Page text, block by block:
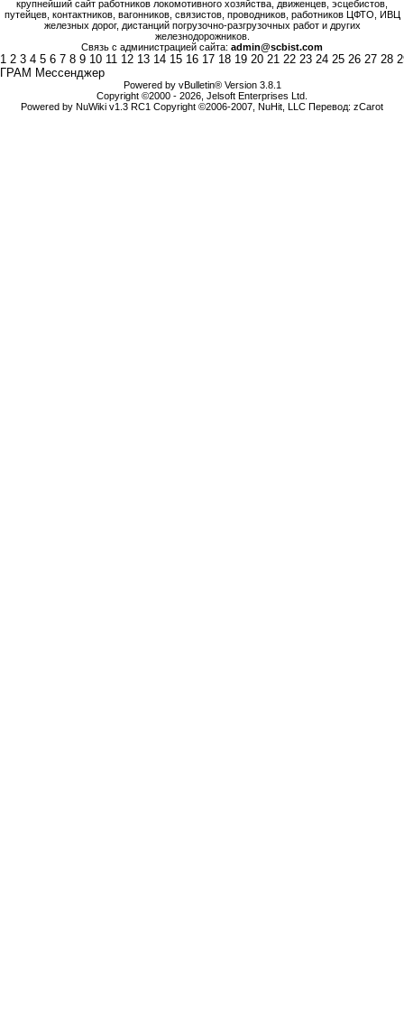
крупнейший сайт работников локомотивного хозяйства, движенцев, эсцебистов,
путейцев, контактников, вагонников, связистов, проводников, работников ЦФТО, ИВЦ
железных дорог, дистанций погрузочно-разгрузочных работ и других
железнодорожников.
Связь с администрацией сайта: admin@scbist.com
1 2 3 4 5 6 7 8 9 10 11 12 13 14 15 16 17 18 19 20 21 22 23 24 25 26 27 28
ГРАМ Мессенджер
Powered by vBulletin® Version 3.8.1
Copyright ©2000 - 2026, Jelsoft Enterprises Ltd.
Powered by NuWiki v1.3 RC1 Copyright ©2006-2007, NuHit, LLC Перевод: zCarot